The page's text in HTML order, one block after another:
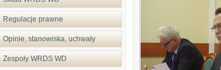
Regulacje prawne
Opinie, stanowiska, uchwały
Zespoły WRDS WD